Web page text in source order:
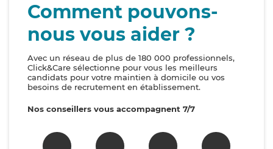
Comment pouvons-
nous vous aider ?
Avec un réseau de plus de 180 000 professionnels,
Click&Care sélectionne pour vous les meilleurs
candidats pour votre maintien à domicile ou vos
besoins de recrutement en établissement.
Nos conseillers vous accompagnent 7/7